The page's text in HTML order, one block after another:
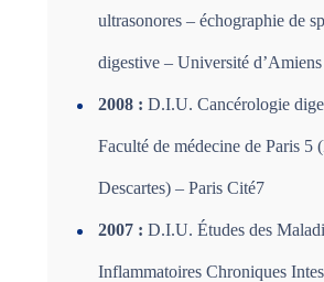
ultrasonores – échographie de
digestive – Université d’Amiens
2008 : D.I.U. Cancérologie
Faculté de médecine de Paris 5
Descartes) – Paris Cité7
2007 : D.I.U. Études des
Inflammatoires Chroniques